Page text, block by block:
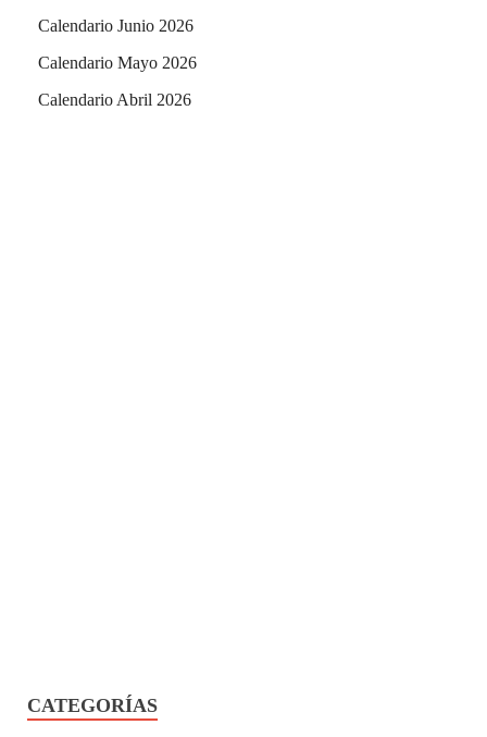
Calendario Junio 2026
Calendario Mayo 2026
Calendario Abril 2026
CATEGORÍAS